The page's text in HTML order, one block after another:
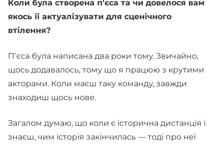
Коли була створена п'єса та чи довелося вам
якось її актуалізувати для сценічного
втілення?
Пʼєса була написана два роки тому. Звичайно,
щось додавалось, тому що я працюю з крутими
акторами. Коли маєш таку команду, завжди
знаходиш щось нове.
Загалом думаю, що коли є історична дистанція і
знаєш, чим історія закінчилась — тоді про неї